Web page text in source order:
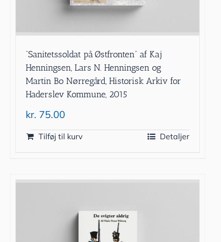
”Sanitetssoldat på Østfronten” af Kaj
Henningsen, Lars N. Henningsen og
Martin Bo Nørregård, Historisk Arkiv for
Haderslev Kommune, 2015
kr. 75.00
Tilføj til kurv Detaljer